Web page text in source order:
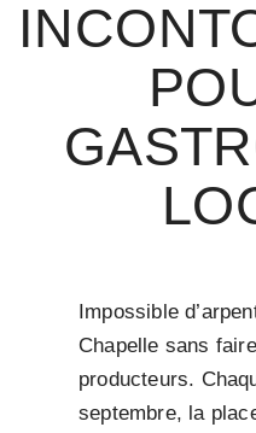
Impossible
Chapelle sans
producteurs.
septembre, la